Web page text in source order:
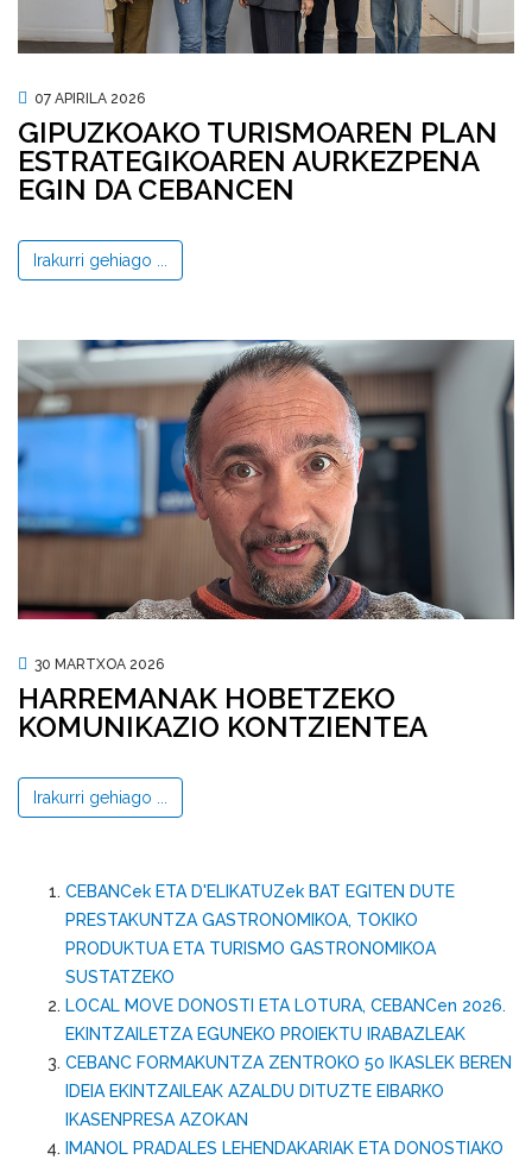
07 APIRILA 2026
GIPUZKOAKO TURISMOAREN PLAN
ESTRATEGIKOAREN AURKEZPENA
EGIN DA CEBANCEN
Irakurri gehiago ...
30 MARTXOA 2026
HARREMANAK HOBETZEKO
KOMUNIKAZIO KONTZIENTEA
Irakurri gehiago ...
CEBANCek ETA D'ELIKATUZek BAT EGITEN DUTE
PRESTAKUNTZA GASTRONOMIKOA, TOKIKO
PRODUKTUA ETA TURISMO GASTRONOMIKOA
SUSTATZEKO
LOCAL MOVE DONOSTI ETA LOTURA, CEBANCen 2026.
EKINTZAILETZA EGUNEKO PROIEKTU IRABAZLEAK
CEBANC FORMAKUNTZA ZENTROKO 50 IKASLEK BEREN
IDEIA EKINTZAILEAK AZALDU DITUZTE EIBARKO
IKASENPRESA AZOKAN
IMANOL PRADALES LEHENDAKARIAK ETA DONOSTIAKO